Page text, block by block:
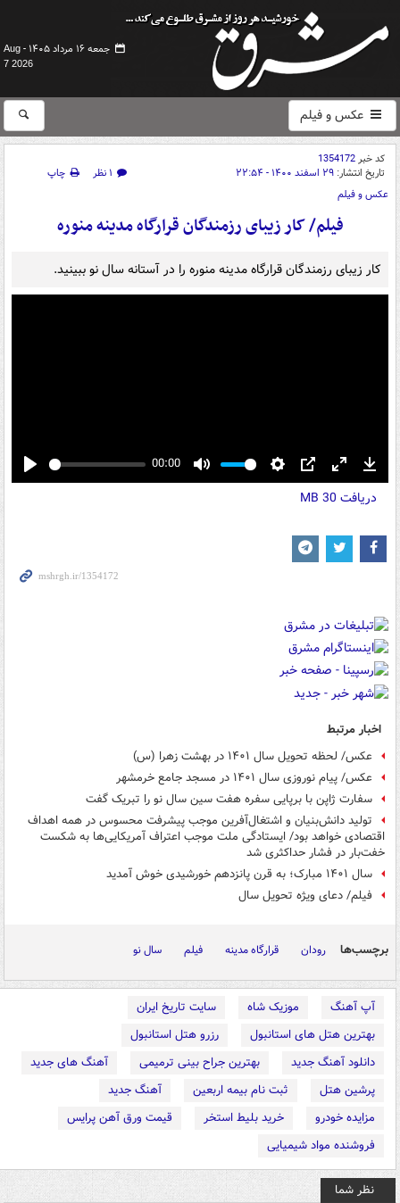
جمعه ۱۶ مرداد ۱۴۰۵ -
Aug
7 2026
عکس و فیلم
کد خبر1354172
تاریخ انتشار: ۲۹ اسفند ۱۴۰۰ - ۲۲:۵۴ ۱ نظر
چاپ
عکس و فیلم
فیلم/ کار زیبای رزمندگان قرارگاه مدینه منوره
کار زیبای رزمندگان قرارگاه مدینه منوره را در آستانه سال نو ببینید.
Play
00:00
Mute Settings
PIP Enter
fullscreen
دریافت 30 MB
اخبار مرتبط
عکس/ لحظه تحویل سال ۱۴۰۱ در بهشت زهرا (س)
عکس/ پیام نوروزی سال ۱۴۰۱ در مسجد جامع خرمشهر
سفارت ژاپن با برپایی سفره هفت سین سال نو را تبریک گفت
تولید دانش‌بنیان و اشتغال‌آفرین موجب پیشرفت محسوس در همه اهداف
اقتصادی خواهد بود/ ایستادگی ملت موجب اعتراف آمریکایی‌ها به شکست
خفت‌بار در فشار حداکثری شد
سال ۱۴۰۱ مبارک؛ به قرن پانزدهم خورشیدی خوش آمدید
فیلم/ دعای ویژه تحویل سال
برچسب‌ها رودان قرارگاه مدینه فیلم سال نو
آپ آهنگ موزیک شاه
سایت تاریخ ایران
بهترین هتل های استانبول
رزرو هتل استانبول
دانلود آهنگ جدید
بهترین جراح بینی ترمیمی
آهنگ های جدید
پرشین هتل
ثبت نام بیمه اربعین
آهنگ جدید
مزایده خودرو
خرید بلیط استخر
قیمت ورق آهن پرایس
فروشنده مواد شیمیایی
نظر شما